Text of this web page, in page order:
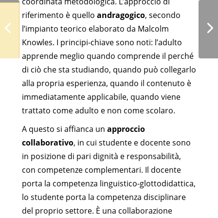
riferimento è quello andragogico, secondo
l’impianto teorico elaborato da Malcolm
Knowles. I principi-chiave sono noti: l’adulto
apprende meglio quando comprende il perché
di ciò che sta studiando, quando può collegarlo
alla propria esperienza, quando il contenuto è
immediatamente applicabile, quando viene
trattato come adulto e non come scolaro.
A questo si affianca un approccio
collaborativo, in cui studente e docente sono
in posizione di pari dignità e responsabilità,
con competenze complementari. Il docente
porta la competenza linguistico-glottodidattica,
lo studente porta la competenza disciplinare
del proprio settore. È una collaborazione